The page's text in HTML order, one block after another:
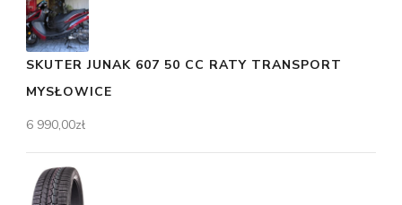
SKUTER JUNAK 607 50 CC RATY TRANSPORT
MYSŁOWICE
6 990,00zł